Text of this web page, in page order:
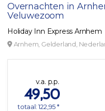
Overnachten in
Veluwezoom
Holiday Inn Express Arnhem
Arnhem, Gelderland,
v.a. p.p.
49,50
totaal: 122,95 *